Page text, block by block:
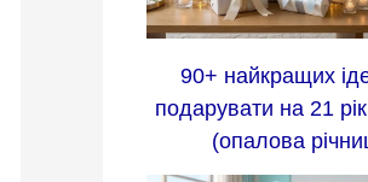
90+ найкращих
подарувати на 21
(опалова